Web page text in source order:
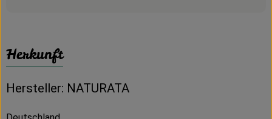
Herkunft
Hersteller: NATURATA